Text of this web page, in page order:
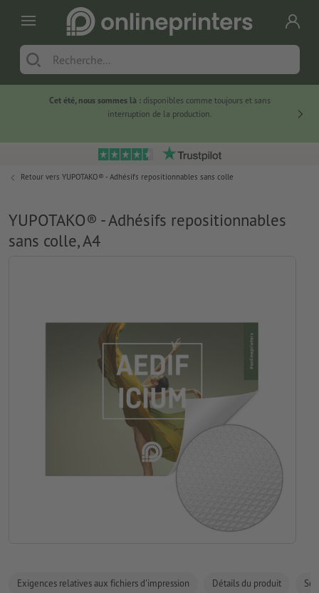
Cet été, nous sommes là :disponibles comme toujours et sans
interruption de la production.
Retour vers YUPOTAKO® - Adhésifs repositionnables sans colle
YUPOTAKO® - Adhésifs repositionnables
sans colle, A4
Exigences relatives aux fichiers d'impression Détails du produit